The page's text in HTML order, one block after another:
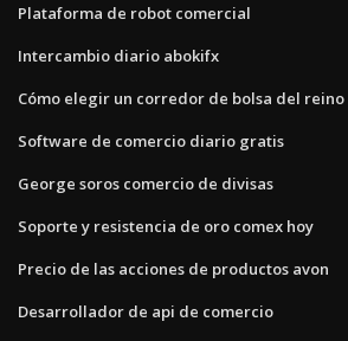
Plataforma de robot comercial
Intercambio diario abokifx
Cómo elegir un corredor de bolsa del
Software de comercio diario gratis
George soros comercio de divisas
Soporte y resistencia de oro comex hoy
Precio de las acciones de productos avon
Desarrollador de api de comercio